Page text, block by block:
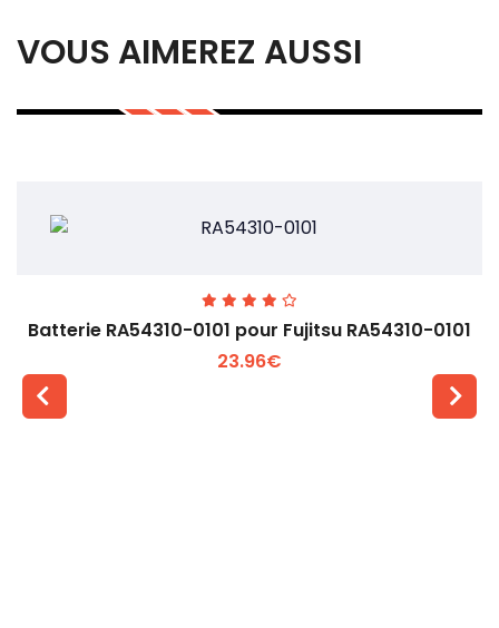
VOUS AIMEREZ AUSSI
Batterie RA54310-0101 pour Fujitsu RA54310-0101
23.96€